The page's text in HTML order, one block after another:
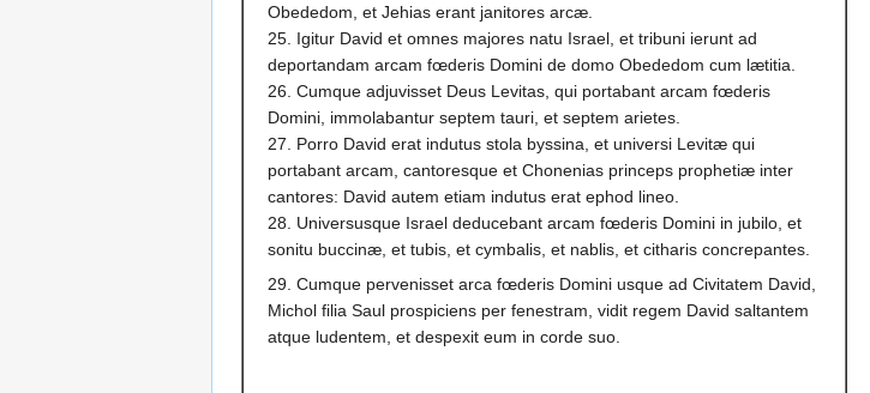
Obededom, et Jehias erant janitores arcæ.
25. Igitur David et omnes majores natu Israel, et tribuni ierunt ad
deportandam arcam fœderis Domini de domo Obededom cum lætitia.
26. Cumque adjuvisset Deus Levitas, qui portabant arcam fœderis
Domini, immolabantur septem tauri, et septem arietes.
27. Porro David erat indutus stola byssina, et universi Levitæ qui
portabant arcam, cantoresque et Chonenias princeps prophetiæ inter
cantores: David autem etiam indutus erat ephod lineo.
28. Universusque Israel deducebant arcam fœderis Domini in jubilo, et
sonitu buccinæ, et tubis, et cymbalis, et nablis, et citharis concrepantes.
29. Cumque pervenisset arca fœderis Domini usque ad Civitatem David,
Michol filia Saul prospiciens per fenestram, vidit regem David saltantem
atque ludentem, et despexit eum in corde suo.